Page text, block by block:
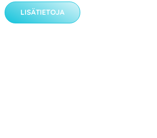
LISÄTIETOJA